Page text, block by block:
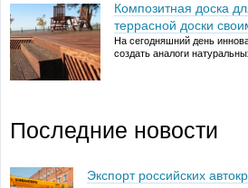
жилища. Однако случается,
Читать далее →
Композитная доска
террасной доски
На сегодняшний день
создать аналоги
Читать далее →
Последние новости
Экспорт российских